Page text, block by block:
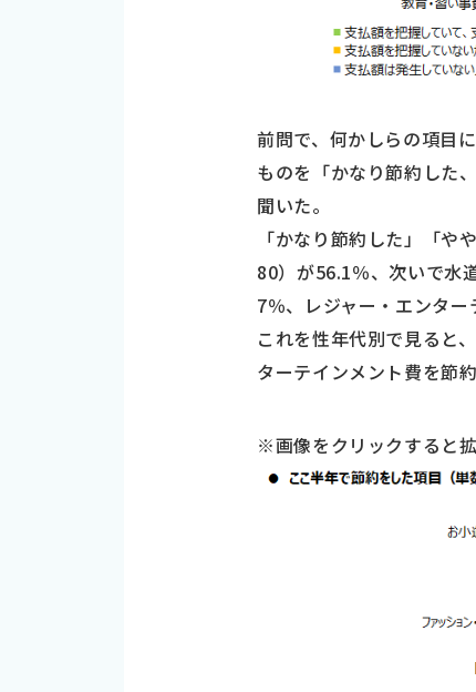
前問で、何かしらの項目
ものを「かなり節約した
聞いた。
「かなり節約した」「
80）が56.1％、次いで水
7％、レジャー・エンタ
これを性年代別で見ると
ターテインメント費を節
※画像をクリックすると